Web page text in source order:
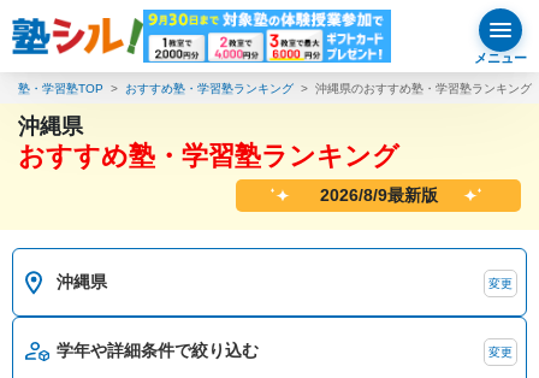
メニュー
塾・学習塾TOP おすすめ塾・学習塾ランキング 沖縄県のおすすめ塾・学習塾ランキング
沖縄県
おすすめ塾・学習塾ランキング
2026/8/9最新版
沖縄県 変更
学年や詳細条件で絞り込む 変更